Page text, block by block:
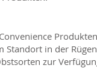
Standort in der
zur